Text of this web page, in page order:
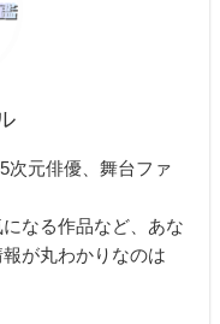
次元俳優、舞台ファ
なる作品など、あな
が丸わかりなのは